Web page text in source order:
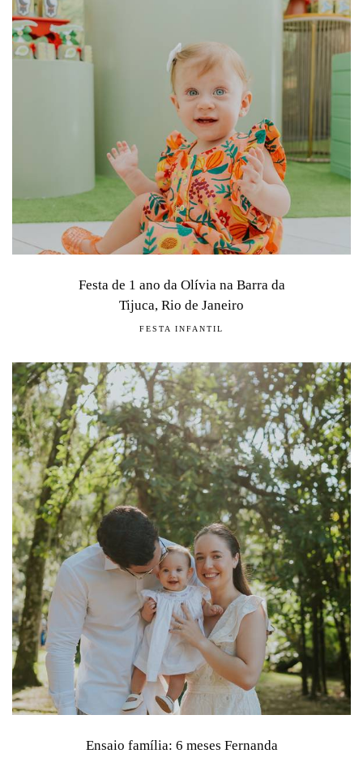
Festa de 1 ano da Olívia na Barra da
Tijuca, Rio de Janeiro
FESTA INFANTIL
Ensaio família: 6 meses Fernanda